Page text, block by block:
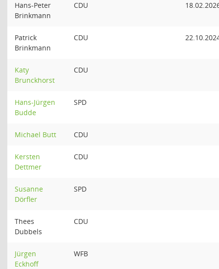
Hans-Peter
Brinkmann
CDU
Patrick
Brinkmann
CDU
Katy
Brunckhorst
CDU
Hans-Jürgen
Budde
SPD
Michael Butt CDU
Kersten
Dettmer
CDU
Susanne
Dörfler
SPD
Thees
Dubbels
CDU
Jürgen
Eckhoff
WFB